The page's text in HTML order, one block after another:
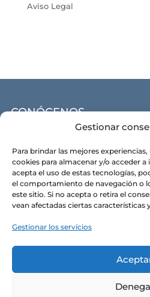
Gestionar
Para brindar las mejores
cookies para almacenar y/o acceder
acepta el uso de estas tecnologías,
el comportamiento de navegación o
este sitio. Si no acepta o retira el
vean afectadas ciertas características
Gestionar los servicios
Aviso Legal
CONÓCENOS
Nuestras tiendas
Contacto
Política de privacidad